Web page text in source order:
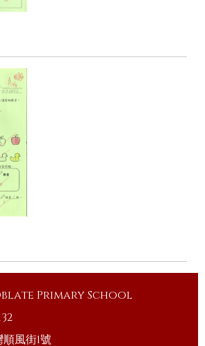
Primary School
風街1號